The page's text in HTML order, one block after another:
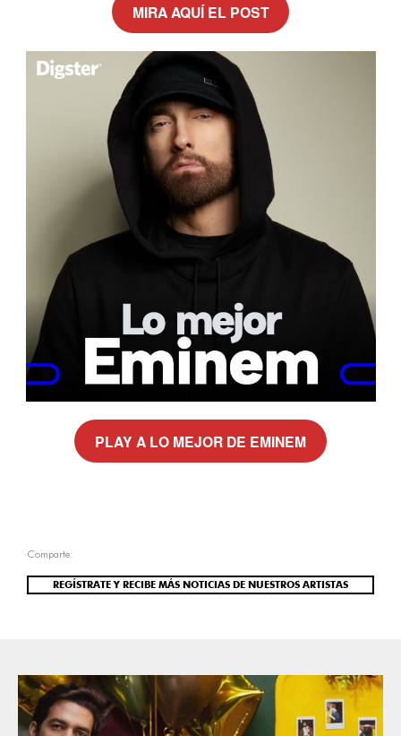
MIRA AQUÍ EL POST
PLAY A LO MEJOR DE EMINEM
Comparte:
REGÍSTRATE Y RECIBE MÁS NOTICIAS DE NUESTROS ARTISTAS